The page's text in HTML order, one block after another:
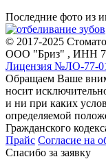
Последние фото из
© 2017-2025
ООО "Бриз" , ИНН
Лицензия №ЛО-77-
Обращаем Ваше
носит
и ни при каких
определяемой
Гражданского
Прайс Согласие на
Спасибо за заявку